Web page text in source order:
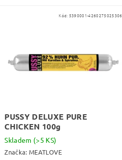
Kód: 5390001-4260275025306
PUSSY DELUXE PURE
CHICKEN 100g
Skladem (>5 KS)
Značka: MEATLOVE